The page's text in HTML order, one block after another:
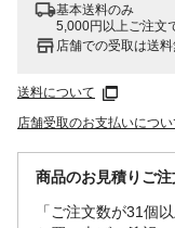
基本送料のみ
5,000円以上ご注文
店舗での受取は送
送料について
店舗受取のお支払いについ
商品のお見積りご
「ご注文数が31個